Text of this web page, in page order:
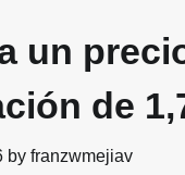
un
de
by franzwmejiav